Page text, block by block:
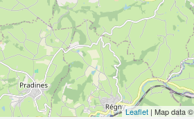
Leaflet | Map data ©